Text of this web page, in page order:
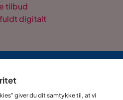
tilbud
digitalt
giver du dit samtykke til, at vi